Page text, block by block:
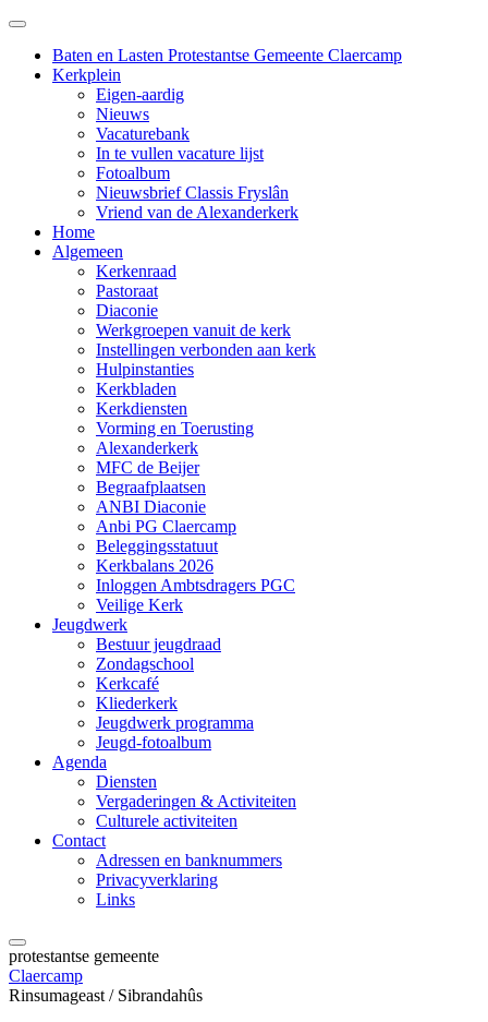
Baten en Lasten Protestantse Gemeente Claercamp
Kerkplein
Eigen-aardig
Nieuws
Vacaturebank
In te vullen vacature lijst
Fotoalbum
Nieuwsbrief Classis Fryslân
Vriend van de Alexanderkerk
Home
Algemeen
Kerkenraad
Pastoraat
Diaconie
Werkgroepen vanuit de kerk
Instellingen verbonden aan kerk
Hulpinstanties
Kerkbladen
Kerkdiensten
Vorming en Toerusting
Alexanderkerk
MFC de Beijer
Begraafplaatsen
ANBI Diaconie
Anbi PG Claercamp
Beleggingsstatuut
Kerkbalans 2026
Inloggen Ambtsdragers PGC
Veilige Kerk
Jeugdwerk
Bestuur jeugdraad
Zondagschool
Kerkcafé
Kliederkerk
Jeugdwerk programma
Jeugd-fotoalbum
Agenda
Diensten
Vergaderingen & Activiteiten
Culturele activiteiten
Contact
Adressen en banknummers
Privacyverklaring
Links
protestantse gemeente
Claercamp
Rinsumageast / Sibrandahûs